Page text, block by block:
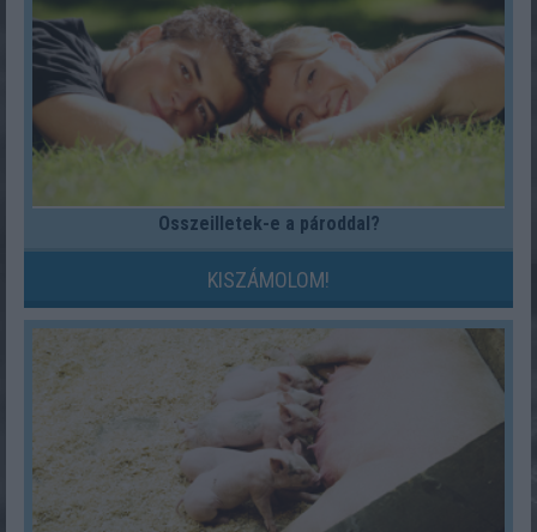
Összeilletek-e a pároddal?
KISZÁMOLOM!